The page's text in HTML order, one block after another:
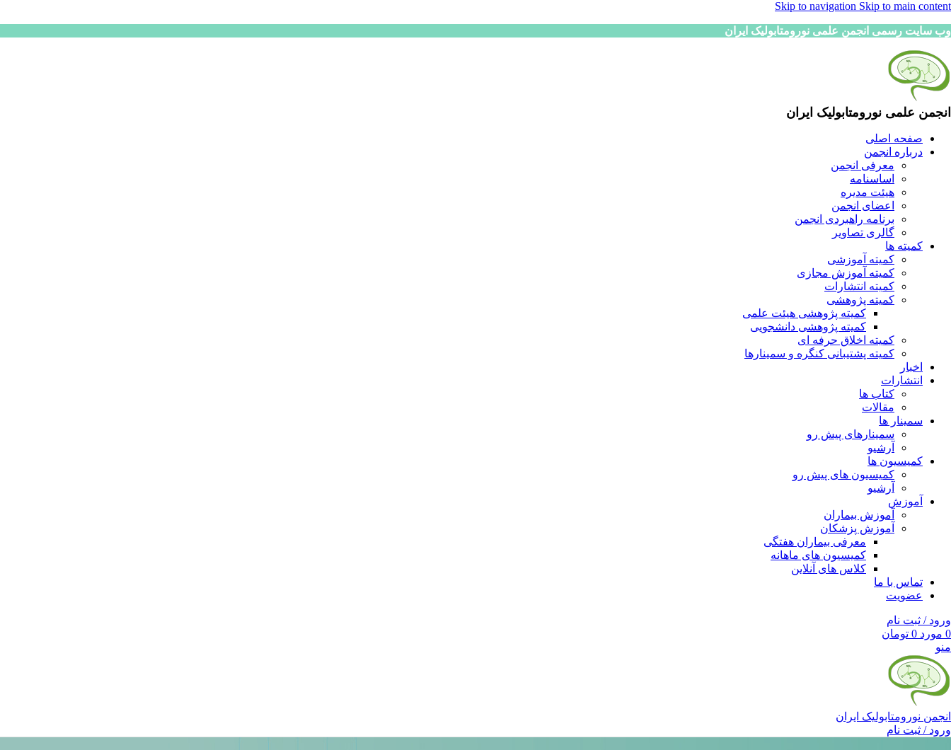
Skip to navigation Skip to main content
وب سایت رسمی انجمن علمی نورومتابولیک ایران
انجمن علمی نورومتابولیک ایران
صفحه اصلی
درباره انجمن
معرفی انجمن
اساسنامه
هیئت مدیره
اعضای انجمن
برنامه راهبردی انجمن
گالری تصاویر
کمیته ها
کمیته آموزشی
کمیته آموزش مجازی
کمیته انتشارات
کمیته پژوهشی
کمیته پژوهشی هیئت علمی
کمیته پژوهشی دانشجویی
کمیته اخلاق حرفه ای
کمیته پشتیبانی کنگره و سمینارها
اخبار
انتشارات
کتاب ها
مقالات
سمینار ها
سمینارهای پیش رو
آرشیو
کمیسیون ها
کمیسیون های پیش رو
آرشیو
آموزش
آموزش بیماران
آموزش پزشکان
معرفی بیماران هفتگی
کمیسیون های ماهانه
کلاس های آنلاین
تماس با ما
عضویت
ورود / ثبت نام
0 مورد 0 تومان
منو
انجمن نورومتابولیک ایران
ورود / ثبت نام